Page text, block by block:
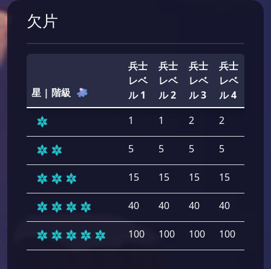
欠片
星 | 階級
兵士
レベ
ル 1
兵士
レベ
ル 2
兵士
レベ
ル 3
兵士
レベ
ル 4
1
1 2 2
5 5 5 5
15 15 15 15
40 40 40 40
100 100 100 100